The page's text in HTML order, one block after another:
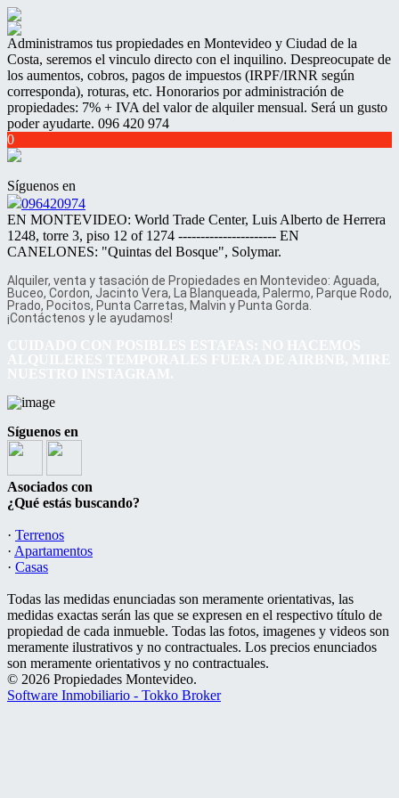
Administramos tus propiedades en Montevideo y Ciudad de la
Costa, seremos el vinculo directo con el inquilino. Despreocupate de
los aumentos, cobros, pagos de impuestos (IRPF/IRNR según
corresponda), roturas, etc. Honorarios por administración de
propiedades: 7% + IVA del valor de alquiler mensual. Será un gusto
poder ayudarte. 096 420 974
0
Síguenos en
096420974
EN MONTEVIDEO: World Trade Center, Luis Alberto de Herrera
1248, torre 3, piso 12 of 1274 ---------------------- EN
CANELONES: "Quintas del Bosque", Solymar.
Alquiler, venta y tasación de Propiedades en Montevideo: Aguada,
Buceo, Cordon, Jacinto Vera, La Blanqueada, Palermo, Parque Rodo,
Prado, Pocitos, Punta Carretas, Malvin y Punta Gorda.
¡Contáctenos y le ayudamos!
Síguenos en
Asociados con
¿Qué estás buscando?
· Terrenos
· Apartamentos
· Casas
Todas las medidas enunciadas son meramente orientativas, las
medidas exactas serán las que se expresen en el respectivo título de
propiedad de cada inmueble. Todas las fotos, imagenes y videos son
meramente ilustrativos y no contractuales. Los precios enunciados
son meramente orientativos y no contractuales.
© 2026 Propiedades Montevideo.
Software Inmobiliario - Tokko Broker